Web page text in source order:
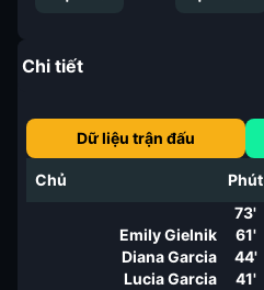
Chi tiết
Dữ liệu trận đấu
Chủ Phút
73'
Emily Gielnik
61'
Diana Garcia
44'
Lucia Garcia
41'